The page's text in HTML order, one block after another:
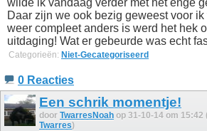
wilde ik vandaag verder met het enge
Daar zijn we ook bezig geweest voor
weer compleet anders is werd het hek
uitdaging! Wat er gebeurde was echt
Categorieën: Niet-Gecategoriseerd
0 Reacties
Een schrik momentje!
door TwarresNoah op 31-10-14 om 15:42
Twarres)